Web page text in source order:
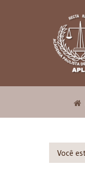
Você